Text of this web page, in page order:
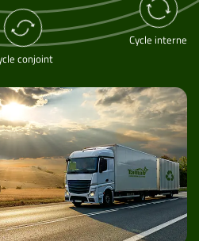
conjoint
Cycle interne